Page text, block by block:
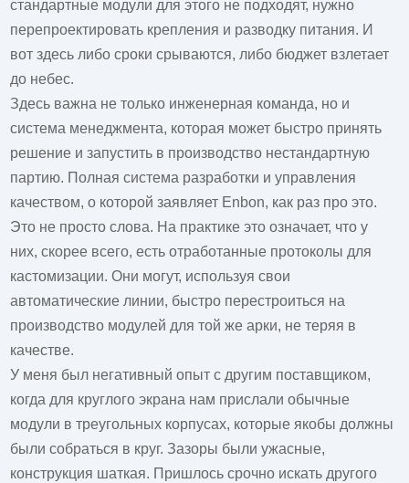
стандартные модули для этого не подходят, нужно
перепроектировать крепления и разводку питания. И
вот здесь либо сроки срываются, либо бюджет взлетает
до небес.
Здесь важна не только инженерная команда, но и
система менеджмента, которая может быстро принять
решение и запустить в производство нестандартную
партию. Полная система разработки и управления
качеством, о которой заявляет Enbon, как раз про это.
Это не просто слова. На практике это означает, что у
них, скорее всего, есть отработанные протоколы для
кастомизации. Они могут, используя свои
автоматические линии, быстро перестроиться на
производство модулей для той же арки, не теряя в
качестве.
У меня был негативный опыт с другим поставщиком,
когда для круглого экрана нам прислали обычные
модули в треугольных корпусах, которые якобы должны
были собраться в круг. Зазоры были ужасные,
конструкция шаткая. Пришлось срочно искать другого